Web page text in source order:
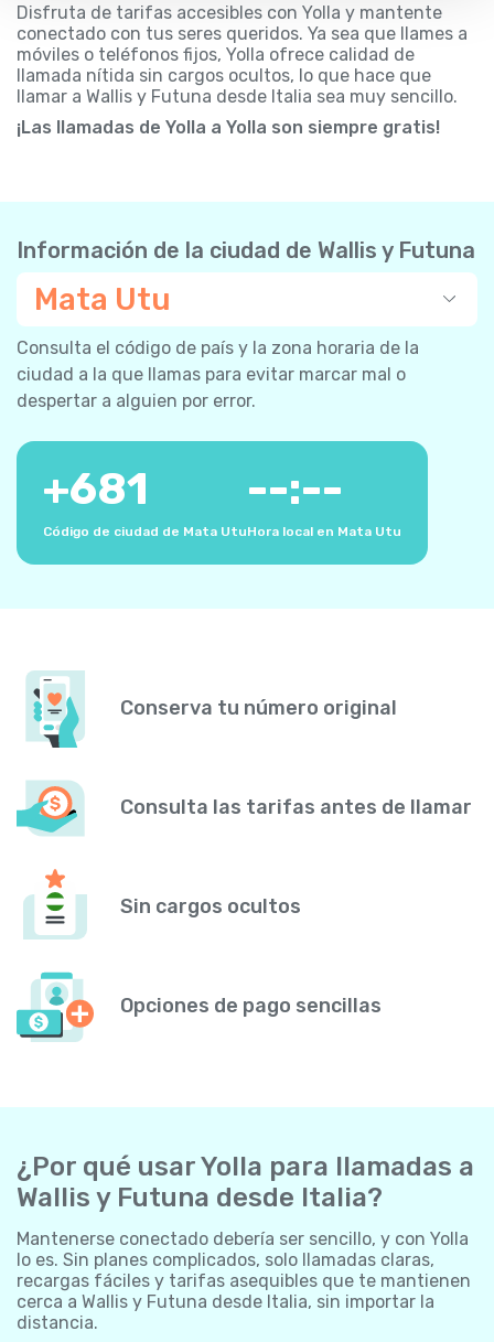
Disfruta de tarifas accesibles con Yolla y mantente
conectado con tus seres queridos. Ya sea que llames a
móviles o teléfonos fijos, Yolla ofrece calidad de
llamada nítida sin cargos ocultos, lo que hace que
llamar a Wallis y Futuna desde Italia sea muy sencillo.
¡Las llamadas de Yolla a Yolla son siempre gratis!
Información de la ciudad de Wallis y Futuna
Mata Utu
Consulta el código de país y la zona horaria de la
ciudad a la que llamas para evitar marcar mal o
despertar a alguien por error.
+681
Código de ciudad de Mata Utu
--:--
Hora local en Mata Utu
Conserva tu número original
Consulta las tarifas antes de llamar
Sin cargos ocultos
Opciones de pago sencillas
¿Por qué usar Yolla para llamadas a
Wallis y Futuna desde Italia?
Mantenerse conectado debería ser sencillo, y con Yolla
lo es. Sin planes complicados, solo llamadas claras,
recargas fáciles y tarifas asequibles que te mantienen
cerca a Wallis y Futuna desde Italia, sin importar la
distancia.